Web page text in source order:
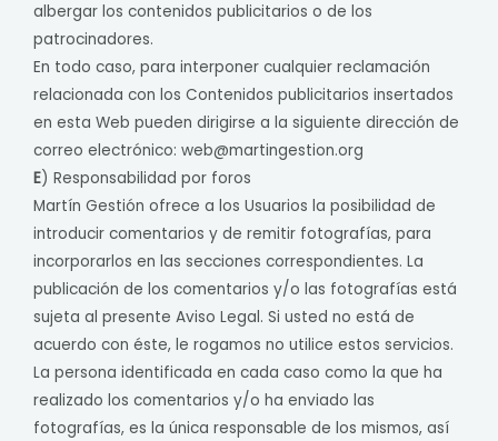
albergar los contenidos publicitarios o de los
patrocinadores.
En todo caso, para interponer cualquier reclamación
relacionada con los Contenidos publicitarios insertados
en esta Web pueden dirigirse a la siguiente dirección de
correo electrónico: web@martingestion.org
E) Responsabilidad por foros
Martín Gestión ofrece a los Usuarios la posibilidad de
introducir comentarios y de remitir fotografías, para
incorporarlos en las secciones correspondientes. La
publicación de los comentarios y/o las fotografías está
sujeta al presente Aviso Legal. Si usted no está de
acuerdo con éste, le rogamos no utilice estos servicios.
La persona identificada en cada caso como la que ha
realizado los comentarios y/o ha enviado las
fotografías, es la única responsable de los mismos, así